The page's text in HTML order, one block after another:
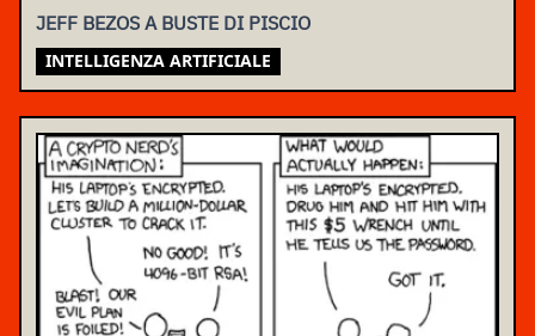
JEFF BEZOS A BUSTE DI PISCIO
INTELLIGENZA ARTIFICIALE